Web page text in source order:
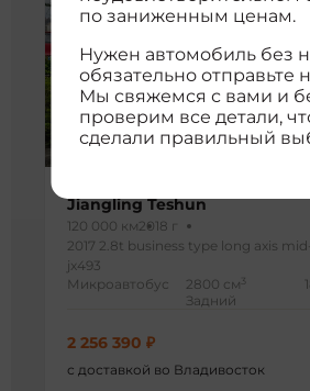
Jiangling Teshun
120 000 км2018 г
2017 2.8t business type long axis
jx493
Микроавтобус
2800 см 3
Задний
2 256 390 ₽
с доставкой во Владивосток
по заниженным ценам.
Нужен автомобиль без
обязательно отправьте
Мы свяжемся с вами и
проверим все детали,
сделали правильный